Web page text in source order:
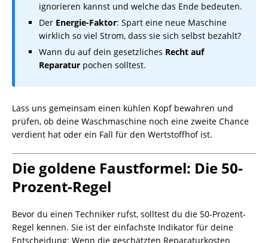
ignorieren kannst und welche das Ende bedeuten.
Der Energie-Faktor: Spart eine neue Maschine
wirklich so viel Strom, dass sie sich selbst bezahlt?
Wann du auf dein gesetzliches Recht auf
Reparatur pochen solltest.
Lass uns gemeinsam einen kühlen Kopf bewahren und
prüfen, ob deine Waschmaschine noch eine zweite Chance
verdient hat oder ein Fall für den Wertstoffhof ist.
Die goldene Faustformel: Die 50-
Prozent-Regel
Bevor du einen Techniker rufst, solltest du die 50-Prozent-
Regel kennen. Sie ist der einfachste Indikator für deine
Entscheidung: Wenn die geschätzten Reparaturkosten